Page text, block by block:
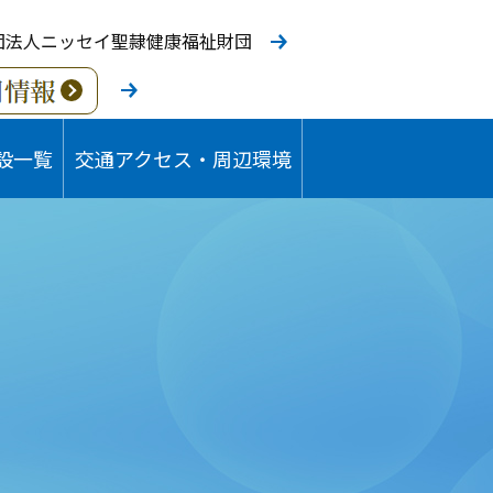
人ニッセイ聖隷健康福祉財団
一覧 交通アクセス・周辺環境